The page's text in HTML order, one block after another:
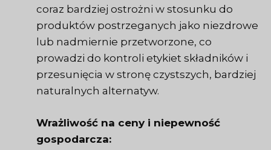
coraz bardziej ostrożni w stosunku do
produktów postrzeganych jako niezdrowe
lub nadmiernie przetworzone, co
prowadzi do kontroli etykiet składników i
przesunięcia w stronę czystszych, bardziej
naturalnych alternatyw.
Wrażliwość na ceny i niepewność
gospodarcza: